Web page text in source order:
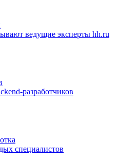
ведущие эксперты hh.ru
разработчиков
специалистов